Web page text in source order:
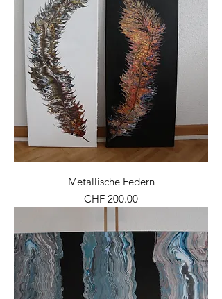
Metallische Federn
Preis
CHF 200.00